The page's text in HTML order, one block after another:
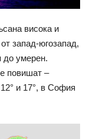
висока и
запад-югозапад,
до умерен.
повишат –
и 17°, в София